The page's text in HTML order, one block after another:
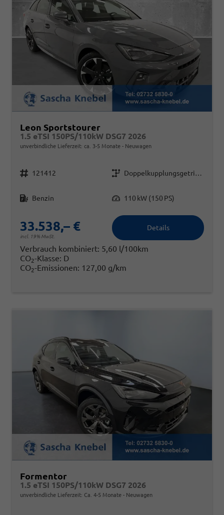
Leon Sportstourer
1.5 eTSI 150PS/110kW DSG7 2026
unverbindliche Lieferzeit: ca. 3-5 Monate Neuwagen
121412
Doppelkupplungsgetriebe (DSG)
Benzin
110 kW (150 PS)
33.538,– €
incl. 19% MwSt.
Details
Verbrauch kombiniert: 5,60 l/100km
CO2-Klasse: D
CO2-Emissionen: 127,00 g/km
Formentor
1.5 eTSI 150PS/110kW DSG7 2026
unverbindliche Lieferzeit: Ca. 4-5 Monate Neuwagen